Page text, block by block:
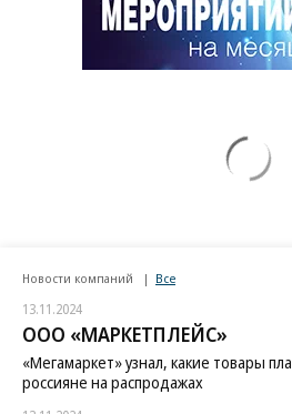
Новости компаний Все
13.11.2024
ООО «МАРКЕТПЛЕЙС»
«Мегамаркет» узнал, какие товары
россияне на распродажах